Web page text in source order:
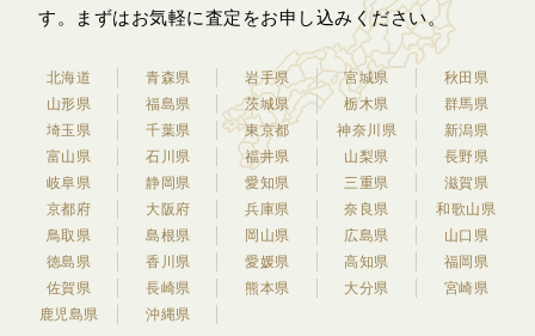
す。
まずはお気軽に査定をお申し込みください。
北海道 青森県 岩手県 宮城県
秋田県
山形県
福島県 茨城県 栃木県
群馬県
埼玉県
千葉県 東京都 神奈川県
新潟県
富山県
石川県 福井県 山梨県
長野県
岐阜県
静岡県 愛知県 三重県
滋賀県
京都府
大阪府 兵庫県 奈良県
和歌山県
鳥取県
島根県 岡山県 広島県
山口県
徳島県
香川県 愛媛県 高知県
福岡県
佐賀県
長崎県 熊本県 大分県
宮崎県
鹿児島県
沖縄県